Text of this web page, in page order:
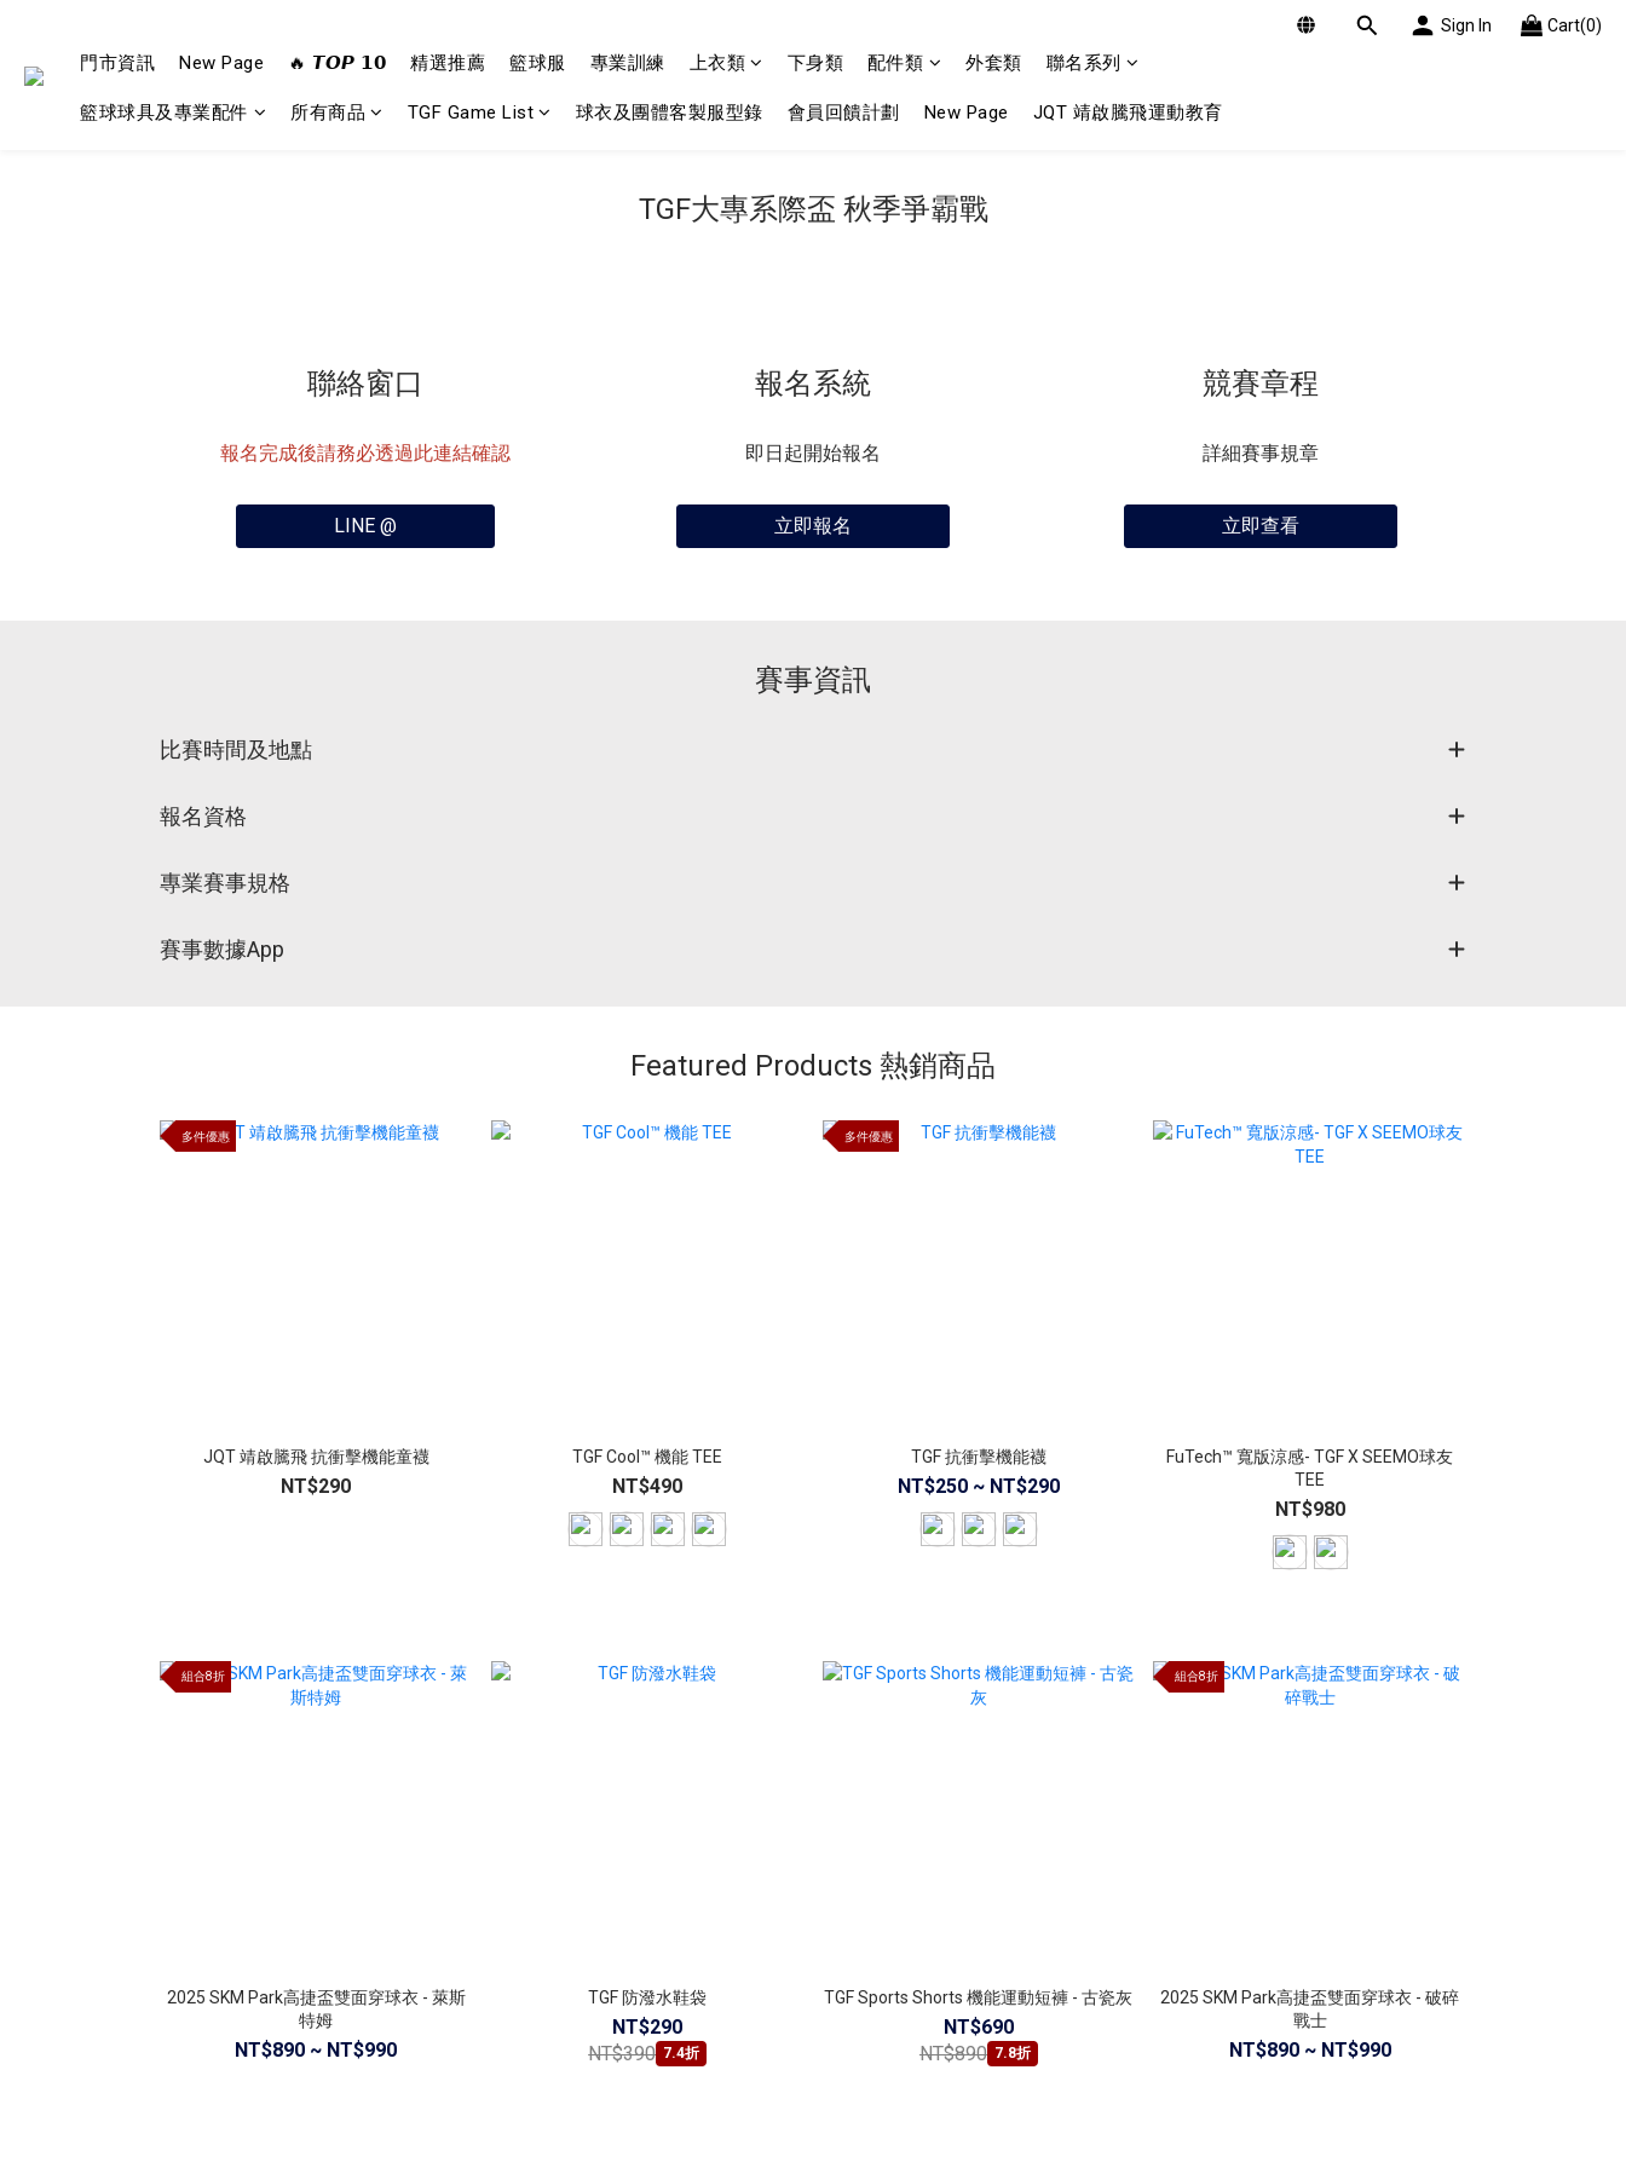
Sign In Cart(0)
門市資訊 New Page 🔥 𝙏𝙊𝙋 𝟭𝟬 精選推薦 籃球服 專業訓練 上衣類 下身類 配件類 外套類 聯名系列
籃球球具及專業配件 所有商品 TGF Game List 球衣及團體客製服型錄 會員回饋計劃 New Page JQT 靖啟騰飛運動教育
TGF大專系際盃 秋季爭霸戰
聯絡窗口
報名完成後請務必透過此連結確認
LINE @
報名系統
即日起開始報名
立即報名
競賽章程
詳細賽事規章
立即查看
賽事資訊
比賽時間及地點
報名資格
專業賽事規格
賽事數據App
Featured Products 熱銷商品
多件優惠
JQT 靖啟騰飛 抗衝擊機能童襪
NT$290
TGF Cool™ 機能 TEE
NT$490
多件優惠
TGF 抗衝擊機能襪
NT$250 ~ NT$290
FuTech™ 寬版涼感- TGF X SEEMO球友
TEE
NT$980
組合8折
2025 SKM Park高捷盃雙面穿球衣 - 萊斯
特姆
NT$890 ~ NT$990
TGF 防潑水鞋袋
NT$290
NT$390 7.4折
TGF Sports Shorts 機能運動短褲 - 古瓷灰
NT$690
NT$890 7.8折
組合8折
2025 SKM Park高捷盃雙面穿球衣 - 破碎
戰士
NT$890 ~ NT$990